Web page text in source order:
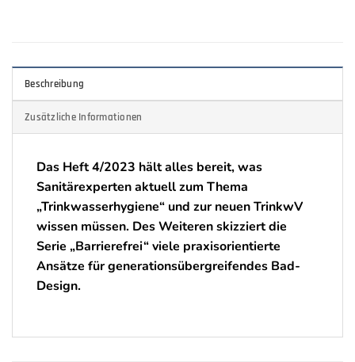
Beschreibung
Zusätzliche Informationen
Das Heft 4/2023 hält alles bereit, was
Sanitärexperten aktuell zum Thema
„Trinkwasserhygiene“ und zur neuen TrinkwV
wissen müssen. Des Weiteren skizziert die
Serie „Barrierefrei“ viele praxisorientierte
Ansätze für generationsübergreifendes Bad-
Design.